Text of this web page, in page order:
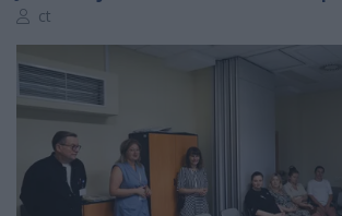
Autor artykułu:
ct